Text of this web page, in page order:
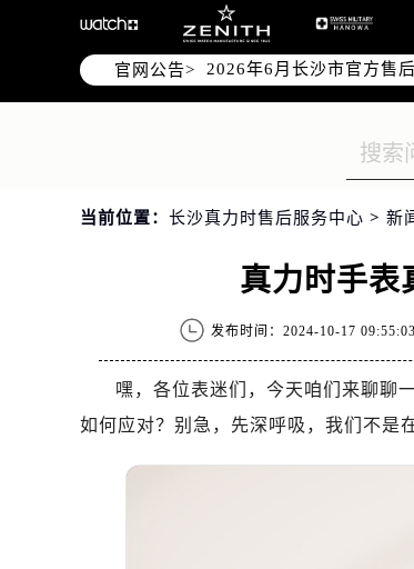
官网公告>
2026年6月长沙市售后服
2026年6月长沙市官方售
长沙市芙蓉区定王台街道
节假日正常营业！
当前位置： 长沙真力时售后服务中心 > 新
真力时手表
发布时间：2024-10-17 09:55:03
嘿，各位表迷们，今天咱们来聊聊
如何应对？别急，先深呼吸，我们不是